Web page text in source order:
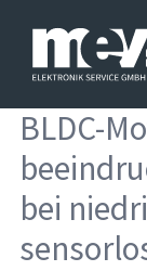
BLDC-
bei